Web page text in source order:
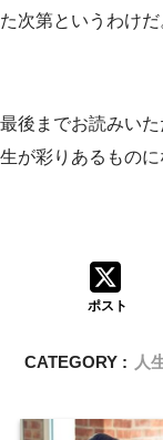
た次第というわけだ
最後までお読みい
生が彩りあるものに
ポスト
CATEGORY : 人